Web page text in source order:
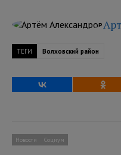
ТЕГИ Волховский район
Новости Социум